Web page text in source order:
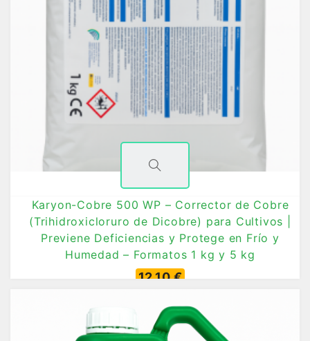
Karyon-Cobre 500 WP – Corrector de Cobre
(Trihidroxicloruro de Dicobre) para Cultivos |
Previene Deficiencias y Protege en Frío y
Humedad – Formatos 1 kg y 5 kg
12,10 €